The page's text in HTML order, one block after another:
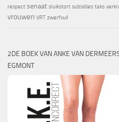
respect senaat sluikstort subsidies taks
vrouwen VRT zwerfvuil
2DE BOEK VAN ANKE VAN
EGMONT